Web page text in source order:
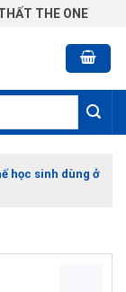
THE ONE
học sinh dùng ở